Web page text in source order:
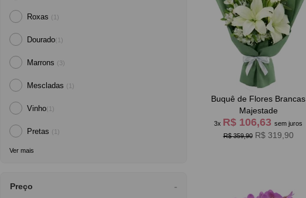
Roxas (1)
Dourado(1)
Marrons (3)
Mescladas (1)
Vinho(1)
Pretas (1)
Ver mais
Preço
Buquê de Flores Brancas
Majestade
3x R$ 106,63sem juros
R$ 359,90 R$ 319,90